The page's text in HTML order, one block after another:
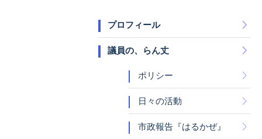
プロフィール
議員の、らん丈
ポリシー
日々の活動
市政報告『はるかぜ』